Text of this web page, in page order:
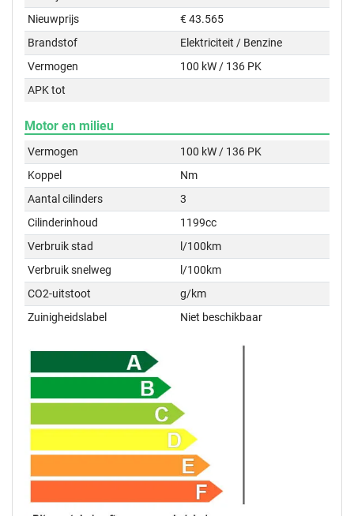
Nieuwprijs
€ 43.565
Brandstof
Elektriciteit / Benzine
Vermogen
100 kW / 136 PK
APK tot
Motor en milieu
Vermogen
100 kW / 136 PK
Koppel
Nm
Aantal cilinders
3
Cilinderinhoud
1199cc
Verbruik stad
l/100km
Verbruik snelweg
l/100km
CO2-uitstoot
g/km
Zuinigheidslabel
Niet beschikbaar